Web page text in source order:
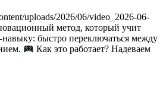
uploads/2026/06/video_2026-06-
метод, который учит
навыку: быстро переключаться между
Как это работает? Надеваем